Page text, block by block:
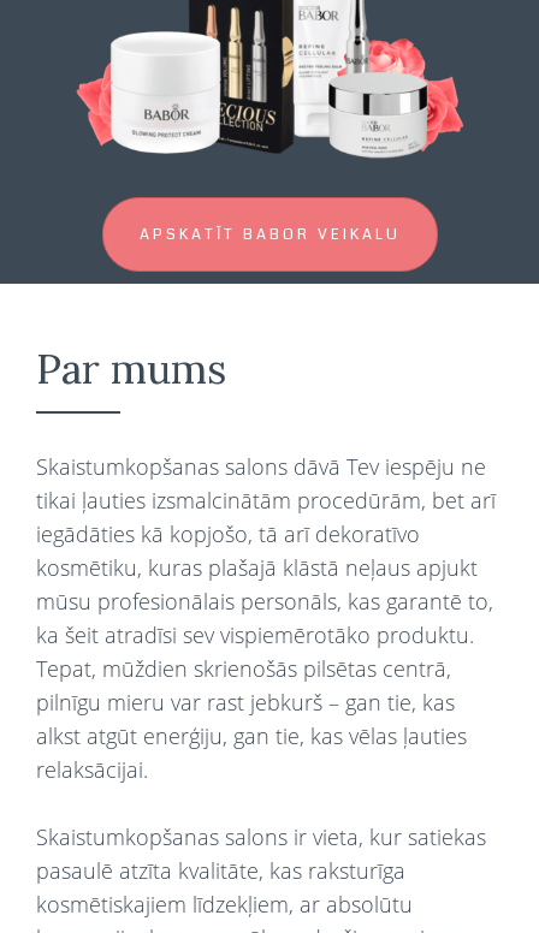
APSKATĪT BABOR VEIKALU
Par mums
Skaistumkopšanas salons dāvā Tev iespēju ne
tikai ļauties izsmalcinātām procedūrām, bet arī
iegādāties kā kopjošo, tā arī dekoratīvo
kosmētiku, kuras plašajā klāstā neļaus apjukt
mūsu profesionālais personāls, kas garantē to,
ka šeit atradīsi sev vispiemērotāko produktu.
Tepat, mūždien skrienošās pilsētas centrā,
pilnīgu mieru var rast jebkurš – gan tie, kas
alkst atgūt enerģiju, gan tie, kas vēlas ļauties
relaksācijai.
Skaistumkopšanas salons ir vieta, kur satiekas
pasaulē atzīta kvalitāte, kas raksturīga
kosmētiskajiem līdzekļiem, ar absolūtu